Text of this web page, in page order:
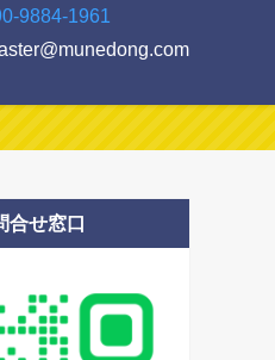
9884-1961
合せ窓口